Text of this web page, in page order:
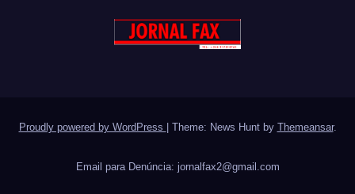
Proudly powered by WordPress | Theme: News Hunt by Themeansar.
Email para Denúncia: jornalfax2@gmail.com